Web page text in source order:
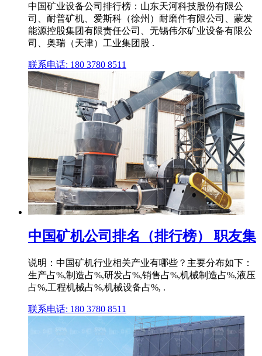
中国矿业设备公司排行榜：山东天河科技股份有限公
司、耐普矿机、爱斯科（徐州）耐磨件有限公司、蒙发
能源控股集团有限责任公司、无锡伟尔矿业设备有限公
司、奥瑞（天津）工业集团股 .
联系电话: 180 3780 8511
中国矿机公司排名（排行榜） 职友集
说明：中国矿机行业相关产业有哪些？主要分布如下：
生产占%,制造占%,研发占%,销售占%,机械制造占%,液压
占%,工程机械占%,机械设备占%, .
联系电话: 180 3780 8511